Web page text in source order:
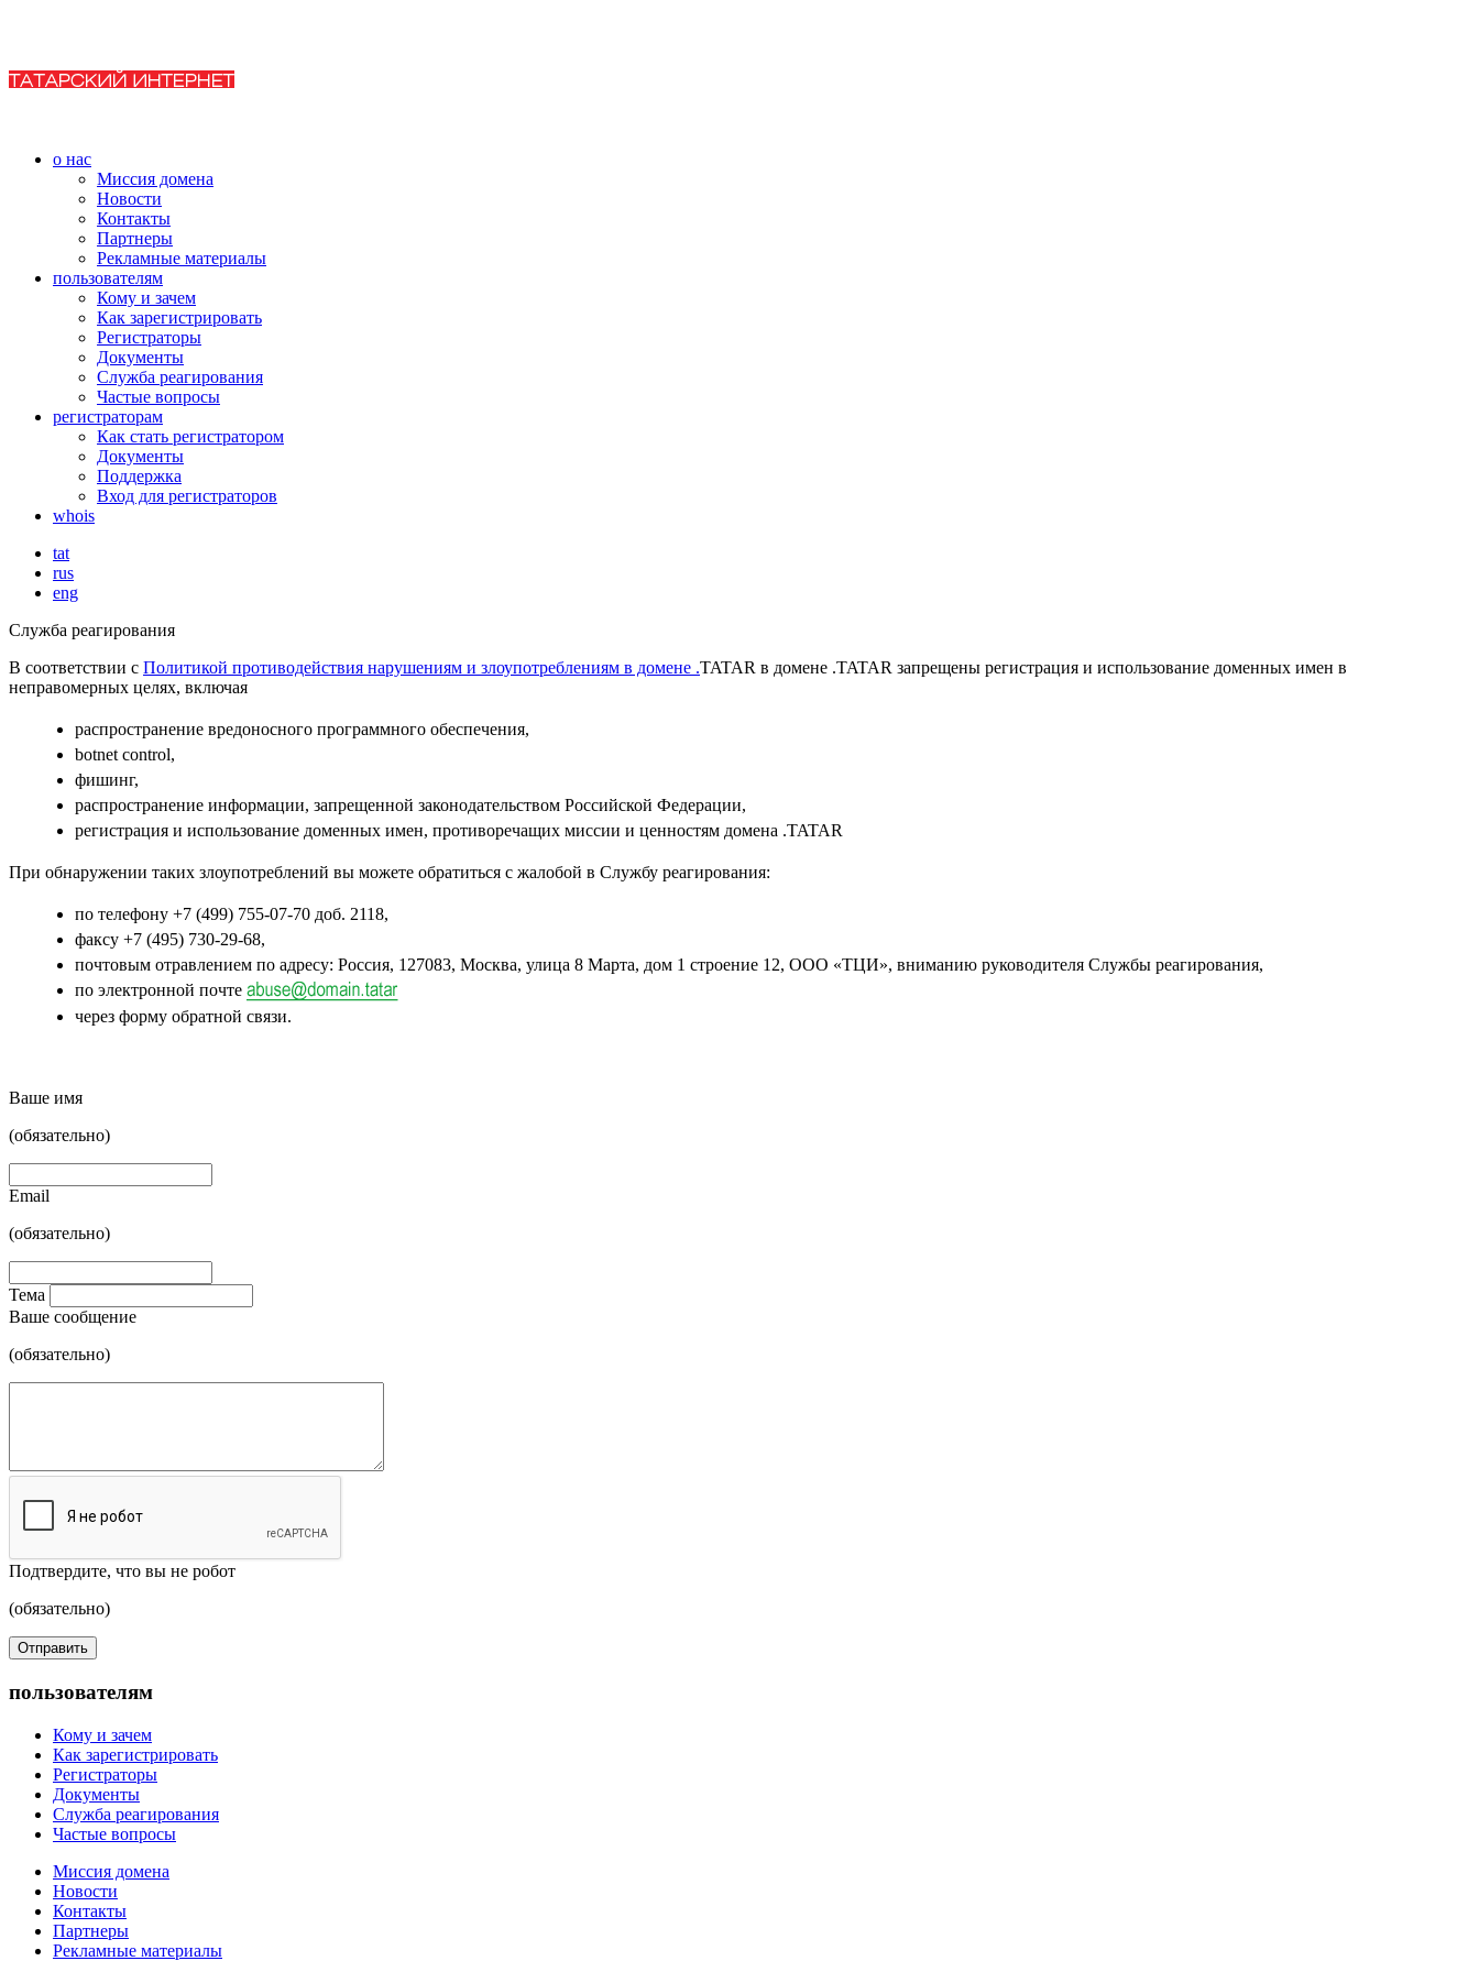
о нас
Миссия домена
Новости
Контакты
Партнеры
Рекламные материалы
пользователям
Кому и зачем
Как зарегистрировать
Регистраторы
Документы
Служба реагирования
Частые вопросы
регистраторам
Как стать регистратором
Документы
Поддержка
Вход для регистраторов
whois
tat
rus
eng
Служба реагирования
В соответствии с Политикой противодействия нарушениям и злоупотреблениям в домене .TATAR в домене .TATAR запрещены регистрация и использование доменных имен в
неправомерных целях, включая
распространение вредоносного программного обеспечения,
botnet control,
фишинг,
распространение информации, запрещенной законодательством Российской Федерации,
регистрация и использование доменных имен, противоречащих миссии и ценностям домена .TATAR
При обнаружении таких злоупотреблений вы можете обратиться с жалобой в Службу реагирования:
по телефону +7 (499) 755-07-70 доб. 2118,
факсу +7 (495) 730-29-68,
почтовым отравлением по адресу: Россия, 127083, Москва, улица 8 Марта, дом 1 строение 12, ООО «ТЦИ», вниманию руководителя Службы реагирования,
по электронной почте
через форму обратной связи.
Ваше имя
(обязательно)
Email
(обязательно)
Тема
Ваше сообщение
(обязательно)
Подтвердите, что вы не робот
(обязательно)
пользователям
Кому и зачем
Как зарегистрировать
Регистраторы
Документы
Служба реагирования
Частые вопросы
Миссия домена
Новости
Контакты
Партнеры
Рекламные материалы